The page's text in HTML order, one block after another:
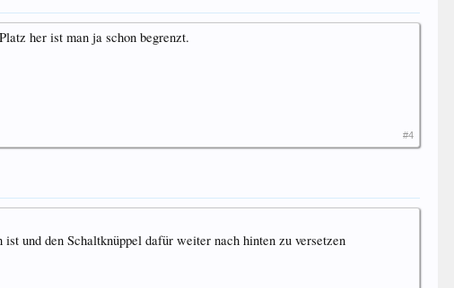
her ist man ja schon begrenzt.
#4
und den Schaltknüppel dafür weiter nach hinten zu versetzen